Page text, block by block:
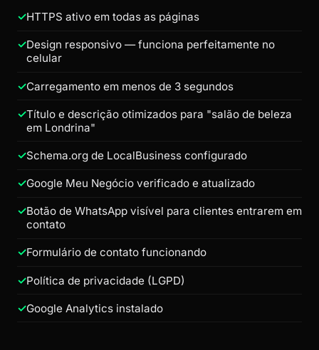
HTTPS ativo em todas as páginas
Design responsivo — funciona perfeitamente no
celular
Carregamento em menos de 3 segundos
Título e descrição otimizados para "salão de beleza
em Londrina"
Schema.org de LocalBusiness configurado
Google Meu Negócio verificado e atualizado
Botão de WhatsApp visível para clientes entrarem em
contato
Formulário de contato funcionando
Política de privacidade (LGPD)
Google Analytics instalado